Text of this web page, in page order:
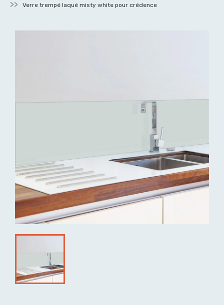
Verre trempé laqué misty white pour crédence